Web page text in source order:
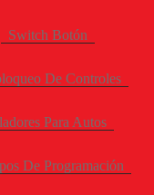
Switch Botón
De Controles
Para Autos
De Programación